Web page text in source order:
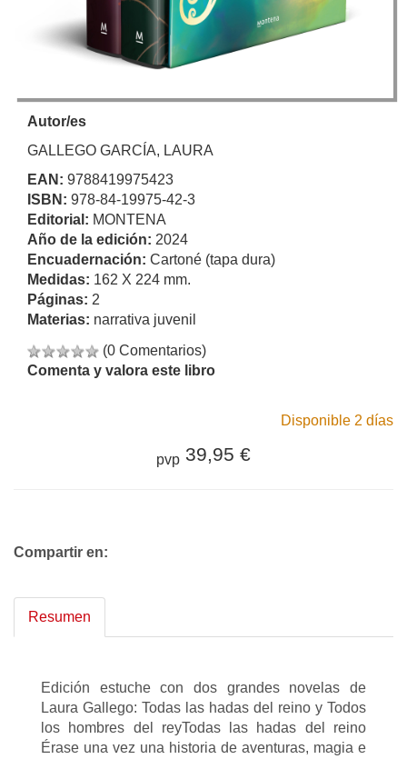
Autor/es
GALLEGO GARCÍA, LAURA
EAN: 9788419975423
ISBN: 978-84-19975-42-3
Editorial: MONTENA
Año de la edición: 2024
Encuadernación: Cartoné (tapa dura)
Medidas: 162 X 224 mm.
Páginas: 2
Materias: narrativa juvenil
(0 Comentarios)
Comenta y valora este libro
Disponible 2 días
pvp 39,95 €
Compartir en:
Resumen
Edición estuche con dos grandes novelas de
Laura Gallego: Todas las hadas del reino y Todos
los hombres del reyTodas las hadas del reino
Érase una vez una historia de aventuras, magia e